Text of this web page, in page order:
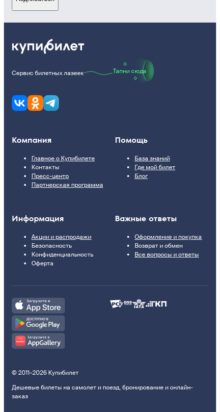
Сервис билетных лазеек Тапни сюда
Компания
Главное о Купибилете
Контакты
Пресс-центр
Партнерская программа
Помощь
База знаний
Где мой билет
Блог
Информация
Акции и распродажи
Безопасность
Конфиденциальность
Оферта
Важные ответы
Оформление и покупка
Возврат и обмен
Все вопросы и ответы
© 2011–2026 Купибилет
Дешевые билеты на самолет и поезд, бронирование и онлайн-
заказ